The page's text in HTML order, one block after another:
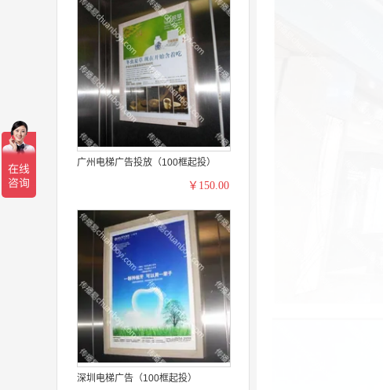
广州电梯广告投放（100框起投）
￥150.00
深圳电梯广告（100框起投）